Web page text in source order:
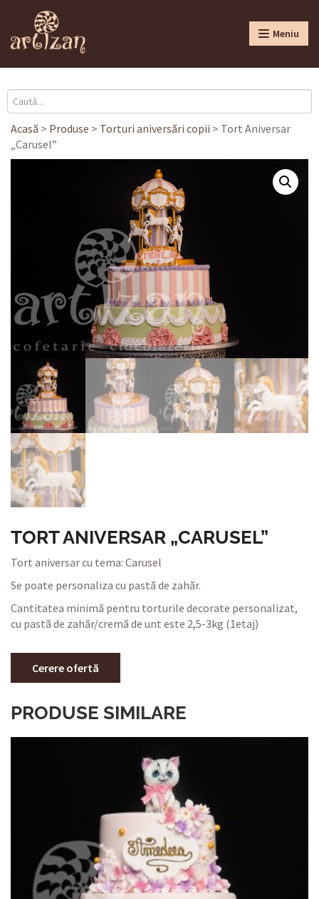
Meniu
Acasă > Produse > Torturi aniversări copii > Tort Aniversar
„Carusel”
TORT ANIVERSAR „CARUSEL”
Tort aniversar cu tema: Carusel
Se poate personaliza cu pastă de zahăr.
Cantitatea minimă pentru torturile decorate personalizat,
cu pastă de zahăr/cremă de unt este 2,5-3kg (1etaj)
Cerere ofertă
PRODUSE SIMILARE